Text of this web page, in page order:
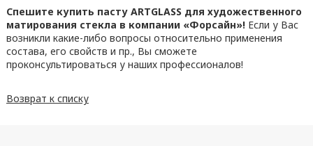
Спешите купить пасту ARTGLASS для художественного
матирования стекла в компании «Форсайн»!Если у Вас
возникли какие-либо вопросы относительно применения
состава, его свойств и пр., Вы сможете
проконсультироваться у наших профессионалов!
Возврат к списку